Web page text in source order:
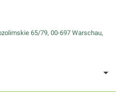
65/79, 00-697 Warschau,